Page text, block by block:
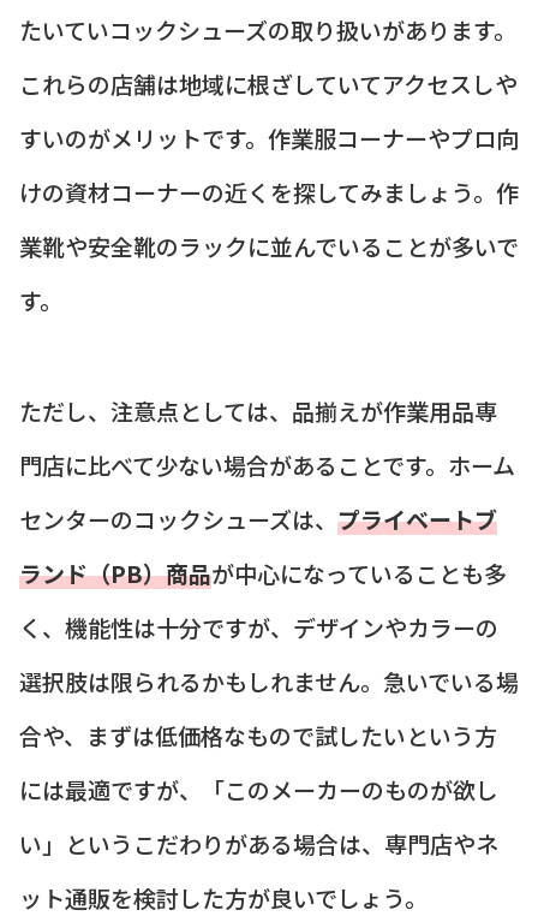
たいていコックシューズの取り扱いがあります。
これらの店舗は地域に根ざしていてアクセスしや
すいのがメリットです。作業服コーナーやプロ向
けの資材コーナーの近くを探してみましょう。作
業靴や安全靴のラックに並んでいることが多いで
す。
ただし、注意点としては、品揃えが作業用品専
門店に比べて少ない場合があることです。ホーム
センターのコックシューズは、 プライベートブ
ランド（PB）商品が中心になっていることも多
く、機能性は十分ですが、デザインやカラーの
選択肢は限られるかもしれません。急いでいる場
合や、まずは低価格なもので試したいという方
には最適ですが、「このメーカーのものが欲し
い」というこだわりがある場合は、専門店やネ
ット通販を検討した方が良いでしょう。